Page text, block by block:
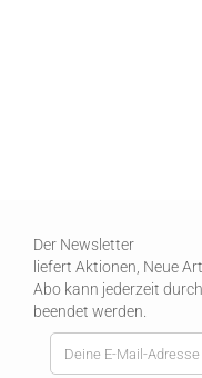
Der Newsletter
liefert Aktionen, Neue
Abo kann jederzeit
beendet werden.